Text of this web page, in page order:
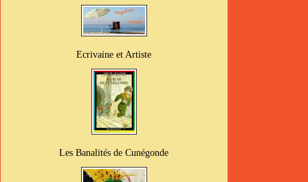
Ecrivaine et Artiste
Les Banalités de Cunégonde